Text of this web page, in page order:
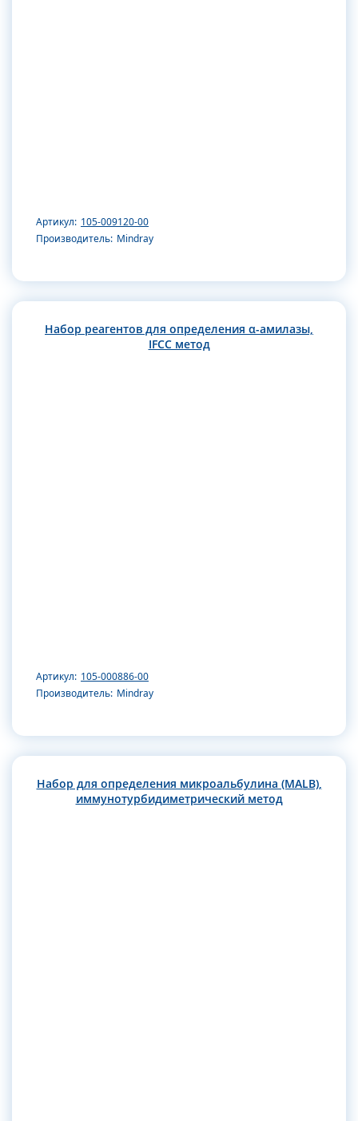
Артикул: 105-009120-00
Производитель: Mindray
Набор реагентов для определения α-амилазы,
IFCC метод
Артикул: 105-000886-00
Производитель: Mindray
Набор для определения микроальбулина (MALB),
иммунотурбидиметрический метод